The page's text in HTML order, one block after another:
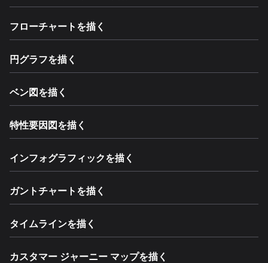
フローチャートを描く
円グラフを描く
ベン図を描く
特性要因図を描く
インフォグラフィックを描く
ガントチャートを描く
タイムラインを描く
カスタマー ジャーニー マップを描く